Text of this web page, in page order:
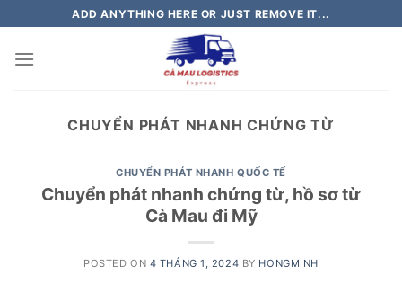
to
content
ADD ANYTHING HERE OR JUST REMOVE IT...
CHUYỂN PHÁT NHANH CHỨNG TỪ
CHUYỂN PHÁT NHANH QUỐC TẾ
Chuyển phát nhanh chứng từ, hồ sơ từ
Cà Mau đi Mỹ
POSTED ON 4 THÁNG 1, 2024 BY HONGMINH